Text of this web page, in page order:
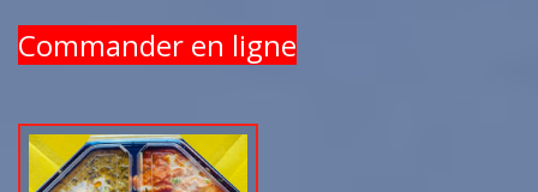
Commander en ligne